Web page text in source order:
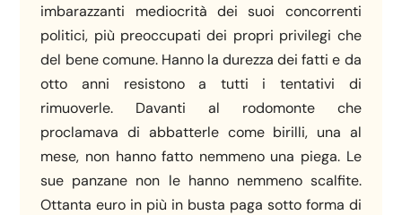
imbarazzanti mediocrità dei suoi concorrenti
politici, più preoccupati dei propri privilegi che
del bene comune. Hanno la durezza dei fatti e da
otto anni resistono a tutti i tentativi di
rimuoverle. Davanti al rodomonte che
proclamava di abbatterle come birilli, una al
mese, non hanno fatto nemmeno una piega. Le
sue panzane non le hanno nemmeno scalfite.
Ottanta euro in più in busta paga sotto forma di